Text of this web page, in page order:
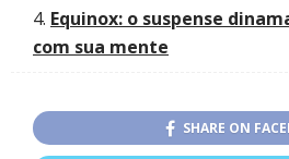
Equinox: o suspense
com sua mente
SHARE ON